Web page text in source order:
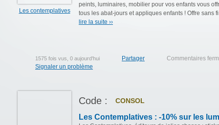
Les contemplatives
peints, luminaires, mobilier pour vos enfants vous
tous les abat-jours et appliques enfants ! Offre sans
lire la suite ››
1575 fois vus, 0 aujourd'hui Partager
Commentaires
Signaler un problème
Code : CONSOL
Les Contemplatives : -10% sur les